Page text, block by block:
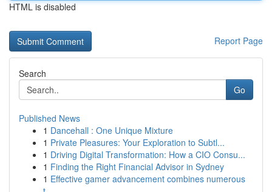
HTML is disabled
Report Page
Search
Go
Published News
1 Dancehall : One Unique Mixture
1 Private Pleasures: Your Exploration to Subtl...
1 Driving Digital Transformation: How a CIO Consu...
1 Finding the Right Financial Advisor in Sydney
1 Effective gamer advancement combines numerous